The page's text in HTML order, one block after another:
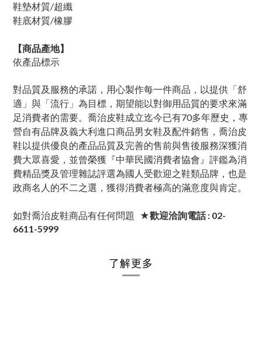
鞋墊材質/超纖
鞋底材質/橡膠
【商品產地】
依產品標示
對品質及服務的承諾，用心製作每一件商品，以提供「舒
適」與「流行」為目標，期望能以對御用品質的要求來滿
足消費者的需要。喬治皮鞋成立迄今已有70多年歷史，專
營自有品牌及義大利進口商品男女鞋及配件銷售，喬治皮
鞋以提供優良的產品品質及完善的售前與售後服務深獲消
費大眾喜愛，並曾榮獲『中華民國消費者協會』評鑑為消
費精品獎及管理雜誌評選為國人受歡迎之鞋類品牌，也是
政商名人的不二之選，獲得消費者極高的滿意度與肯定。
如對喬治皮鞋商品有任何問題
★歡迎洽詢電話 : 02-
6611-5999
了解更多